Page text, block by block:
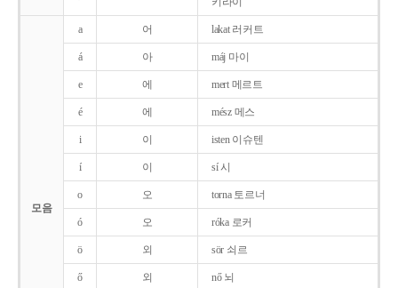
모음
a 어 lakat 러커트
á 아 máj 마이
e 에 mert 메르트
é 에 mész 메스
i 이 isten 이슈텐
í 이 sí 시
o 오 torna 토르너
ó 오 róka 로커
ö 외 sör 쇠르
ő 외 nő 뇌